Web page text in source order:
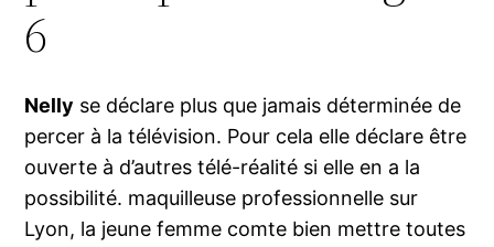
6
Nelly se déclare plus que jamais déterminée de
percer à la télévision. Pour cela elle déclare être
ouverte à d’autres télé-réalité si elle en a la
possibilité. maquilleuse professionnelle sur
Lyon, la jeune femme comte bien mettre toutes